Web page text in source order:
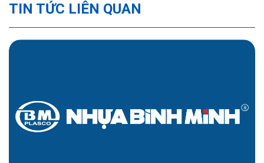
TIN TỨC LIÊN QUAN